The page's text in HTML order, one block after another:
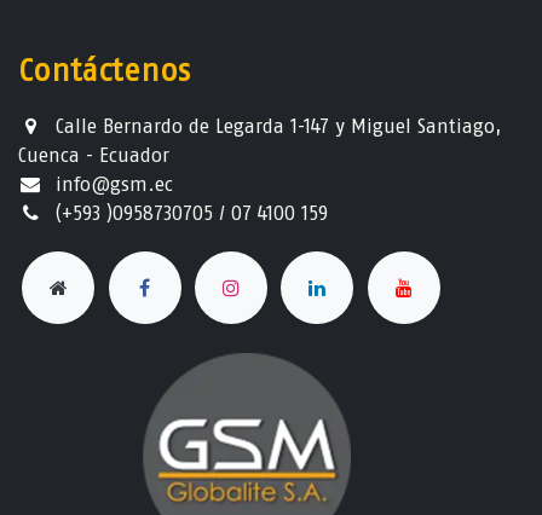
Contáctenos
Calle Bernardo de Legarda 1-147 y Miguel Santiago,
Cuenca - Ecuador
info@gsm.ec​
(+593 )0958730705 / 07 4100 159